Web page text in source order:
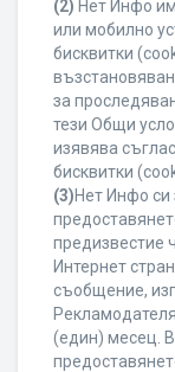
(2) Нет Инфо
или мобилно
бисквитки
за
тези Общи
изявява
бисквитки
(3)Нет Инфо си
предизвестие
Интернет
съобщение,
(един) месец.